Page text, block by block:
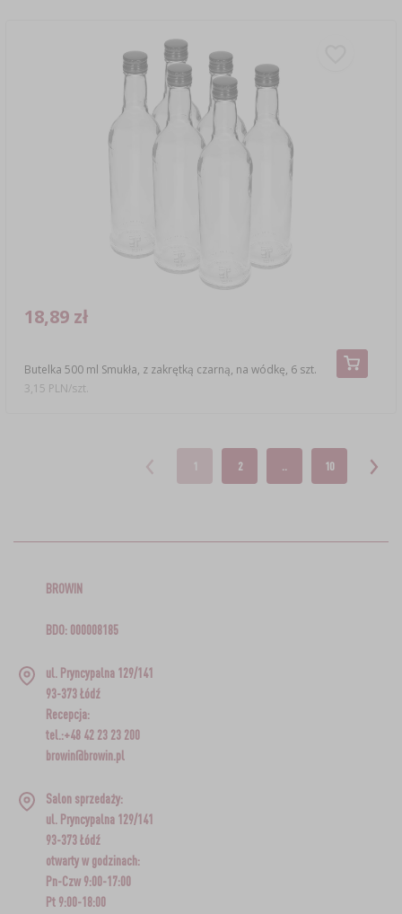
Butelka 500 ml Smukła, z zakrętką czarną, na wódkę, 6 szt.
18,89 zł
3,15 PLN/szt.
1 2 .. 10
BROWIN
BDO: 000008185
ul. Pryncypalna 129/141
93-373 Łódź
Recepcja:
tel.:+48 42 23 23 200
browin@browin.pl
Salon sprzedaży:
ul. Pryncypalna 129/141
93-373 Łódź
otwarty w godzinach:
Pn-Czw 9:00-17:00
Pt 9:00-18:00